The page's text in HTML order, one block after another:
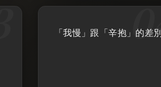
「我慢」跟「辛抱」的差別